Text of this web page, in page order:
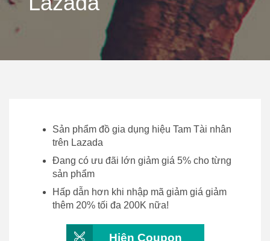
Sản phẩm đồ gia dụng hiệu Tam Tài nhân
trên Lazada
Đang có ưu đãi lớn giảm giá 5% cho từng
sản phẩm
Hấp dẫn hơn khi nhập mã giảm giá giảm
thêm 20% tối đa 200K nữa!
Hiện Coupon